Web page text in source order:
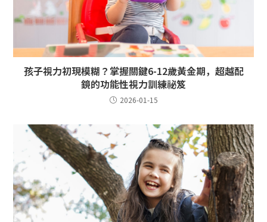
孩子視力初現模糊？掌握關鍵6-12歲黃金期，超越配
鏡的功能性視力訓練祕笈
2026-01-15